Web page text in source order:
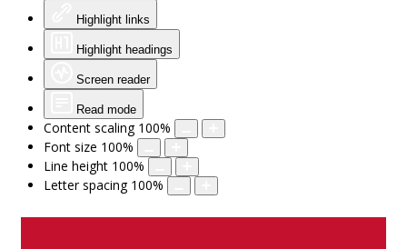
Highlight links
Highlight headings
Screen reader
Read mode
Content scaling 100%
Font size 100%
Line height 100%
Letter spacing 100%